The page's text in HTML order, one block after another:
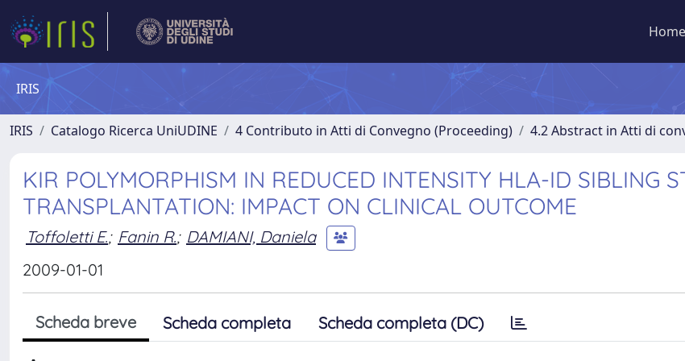
Home
IRIS
IRIS Catalogo Ricerca UniUDINE 4 Contributo in Atti di Convegno (Proceeding) 4.2 Abstract in Atti di
KIR POLYMORPHISM IN REDUCED INTENSITY HLA-ID SIBLING
TRANSPLANTATION: IMPACT ON CLINICAL OUTCOME
Toffoletti E.; Fanin R.; DAMIANI, Daniela
2009-01-01
Scheda breve Scheda completa Scheda completa (DC)